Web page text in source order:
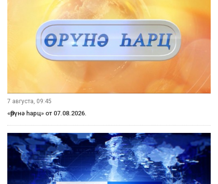
7 августа, 09:45
«Өрүнә һарц» от 07.08.2026.